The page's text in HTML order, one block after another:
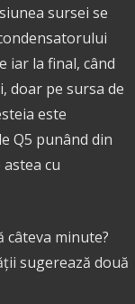
sursei se
iar la final, când
doar pe sursa de
este
Q5 punând din
cu
câteva minute?
sugerează două